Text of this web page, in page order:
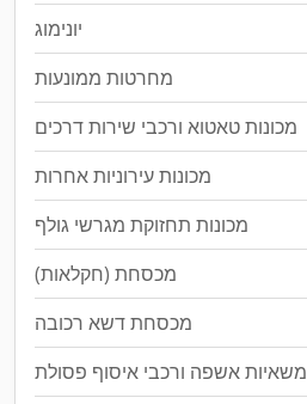
יונימוג
מחרטות ממונעות
מכונות טאטוא ורכבי שירות דרכים
מכונות עירוניות אחרות
מכונות תחזוקת מגרשי גולף
מכסחת (חקלאות)
מכסחת דשא רכובה
משאיות אשפה ורכבי איסוף פסולת